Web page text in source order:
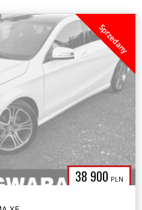
38 900 PLN
Sprzedany